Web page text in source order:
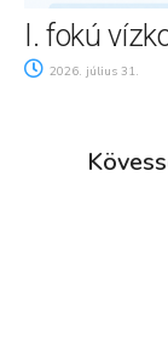
I. fokú
2026. július 31.